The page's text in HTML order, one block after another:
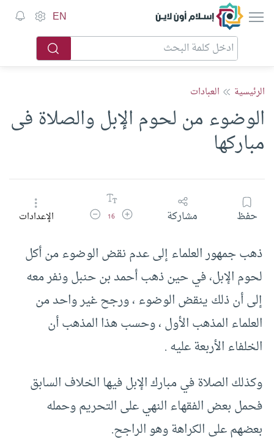
إسلام أون لاين EN
الرئيسية العبادات
الوضوء من لحوم الإبل والصلاة فى
مباركها
حفظ مشاركة زيادة حجم الخط
16 تقليل حجم الخطالإعدادات
ذهب جمهور العلماء إلى عدم نقض الوضوء من أكل
لحوم الإبل، في حين ذهب أحمد بن حنبل ونفر معه
إلى أن ذلك ينقض الوضوء ، ورجح غير واحد من
العلماء المذهب الأول ، وحسب هذا المذهب أن
الخلفاء الأربعة عليه .
وكذلك الصلاة في مبارك الإبل فيها الخلاف السابق
فحمل بعض الفقهاء النهي على التحريم وحمله
بعضهم على الكراهة وهو الراجح.